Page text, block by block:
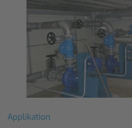
Applikation